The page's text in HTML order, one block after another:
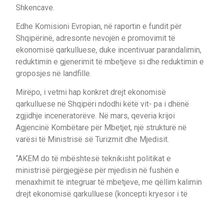
Shkencave.
Edhe Komisioni Evropian, në raportin e fundit për
Shqipërinë, adresonte nevojën e promovimit të
ekonomisë qarkulluese, duke incentivuar parandalimin,
reduktimin e gjenerimit të mbetjeve si dhe reduktimin e
groposjes në landfille.
Mirëpo, i vetmi hap konkret drejt ekonomisë
qarkulluese në Shqipëri ndodhi këtë vit- pa i dhënë
zgjidhje inceneratorëve. Në mars, qeveria krijoi
Agjencinë Kombëtare për Mbetjet, një strukturë në
varësi të Ministrisë së Turizmit dhe Mjedisit.
“AKEM do të mbështesë teknikisht politikat e
ministrisë përgjegjëse për mjedisin në fushën e
menaxhimit të integruar të mbetjeve, me qëllim kalimin
drejt ekonomisë qarkulluese (koncepti kryesor i të